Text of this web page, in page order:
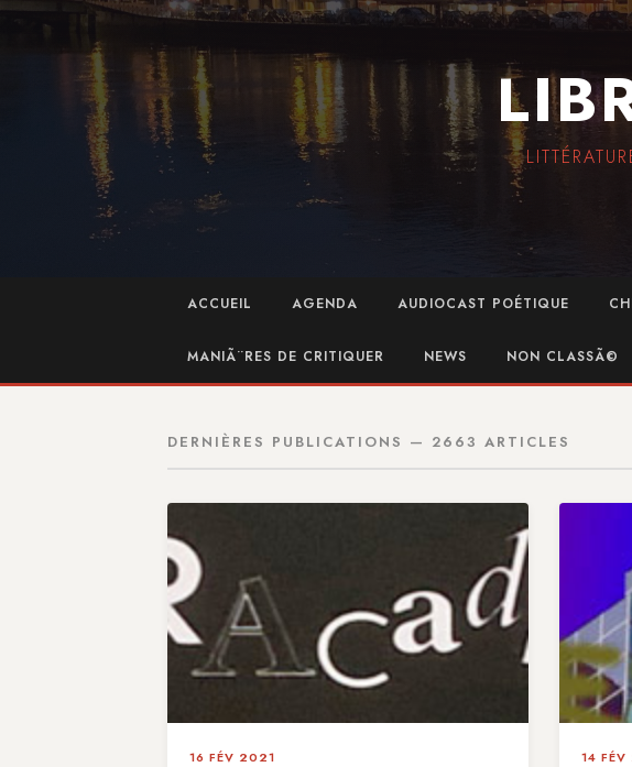
ACCUEIL AGENDA AUDIOCAST POÉTIQUE
MANIÃ¨RES DE CRITIQUER NEWS NON CLASSÃ©
DERNIÈRES PUBLICATIONS — 2663 ARTICLES
16 FÉV 2021 14